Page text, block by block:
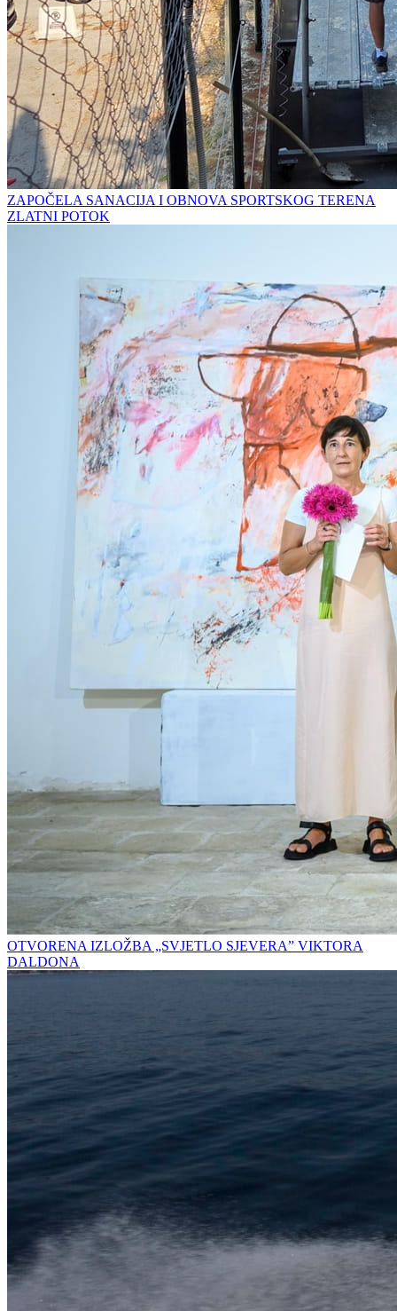
ZAPOČELA SANACIJA I OBNOVA SPORTSKOG TERENA
ZLATNI POTOK
OTVORENA IZLOŽBA „SVJETLO SJEVERA” VIKTORA
DALDONA